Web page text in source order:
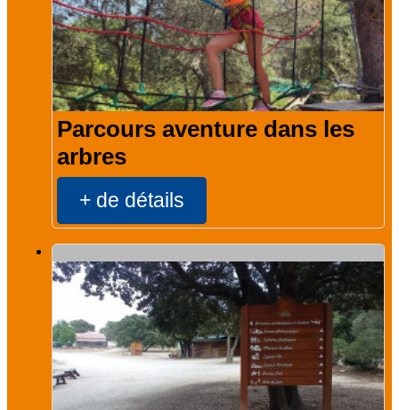
Parcours aventure dans les
arbres
+ de détails